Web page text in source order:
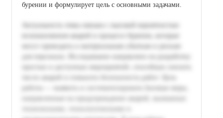
бурении и формулирует цель с основными задачами.